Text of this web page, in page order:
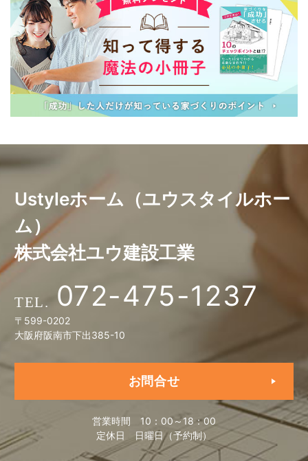
Ustyleホーム（ユウスタイルホー
ム）
株式会社ユウ建設工業
072-475-1237
〒599-0202
大阪府阪南市下出385-10
お問合せ
営業時間 10：00～18：00
定休日
日曜日（予約制）